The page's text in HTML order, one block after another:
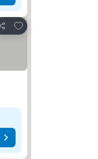
Teilen
Zu Favoriten hinzufügen